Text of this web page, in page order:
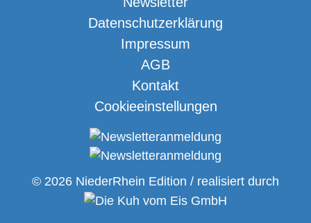
Datenschutzerklärung
Impressum
AGB
Kontakt
Cookieeinstellungen
© 2026 NiederRhein Edition / realisiert durch